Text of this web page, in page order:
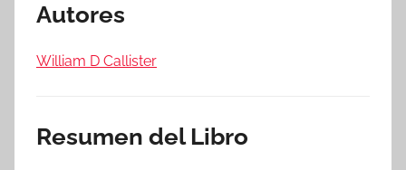
Autores
William D Callister
Resumen del Libro